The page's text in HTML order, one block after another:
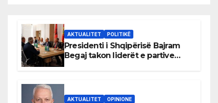
AKTUALITET POLITIKË
Presidenti i Shqipërisë Bajram
Begaj takon liderët e partive
AKTUALITET OPINIONE